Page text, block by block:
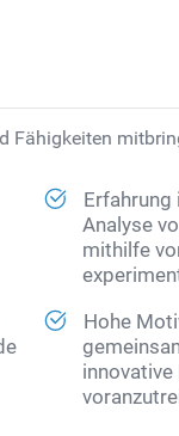
Fähigkeiten
Analyse
mithilfe
Hohe
innovative